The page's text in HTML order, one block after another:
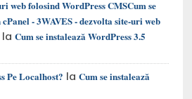
web folosind WordPress CMSCum se
- 3WAVES - dezvolta site-uri web
laCum se instalează WordPress 3.5
Pe Localhost? laCum se instalează